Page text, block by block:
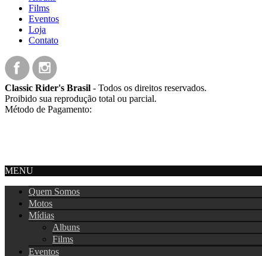
Films
Eventos
Loja
Contato
Classic Rider's Brasil - Todos os direitos reservados.
Proibido sua reprodução total ou parcial.
Método de Pagamento:
MENU
Quem Somos
Motos
Mídias
Albuns
Films
Eventos